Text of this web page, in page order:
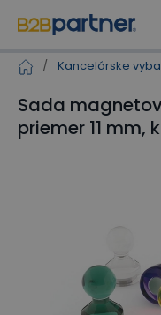
/ Kancelárske
Sada
priemer 11 mm,